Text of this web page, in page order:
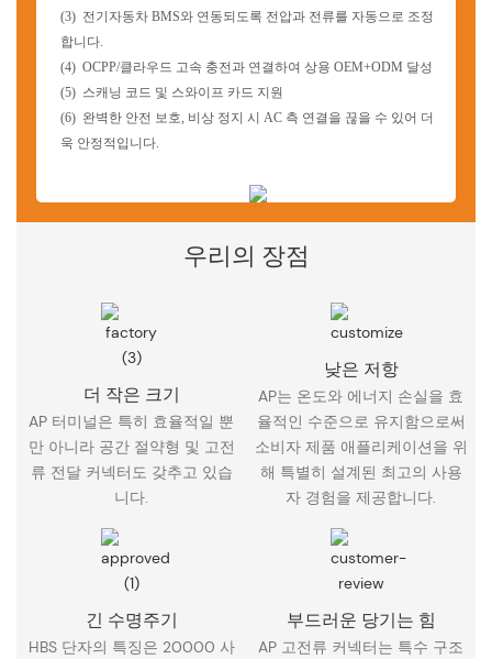
(3) 전기자동차 BMS와 연동되도록 전압과 전류를 자동으로 조정
합니다.
(4) OCPP/클라우드 고속 충전과 연결하여 상용 OEM+ODM 달성
(5) 스캐닝 코드 및 스와이프 카드 지원
(6) 완벽한 안전 보호, 비상 정지 시 AC 측 연결을 끊을 수 있어 더
욱 안정적입니다.
우리의 장점
더 작은 크기
AP 터미널은 특히 효율적일 뿐
만 아니라 공간 절약형 및 고전
류 전달 커넥터도 갖추고 있습
니다.
낮은 저항
AP는 온도와 에너지 손실을 효
율적인 수준으로 유지함으로써
소비자 제품 애플리케이션을 위
해 특별히 설계된 최고의 사용
자 경험을 제공합니다.
긴 수명주기
HBS 단자의 특징은 20000 사
부드러운 당기는 힘
AP 고전류 커넥터는 특수 구조